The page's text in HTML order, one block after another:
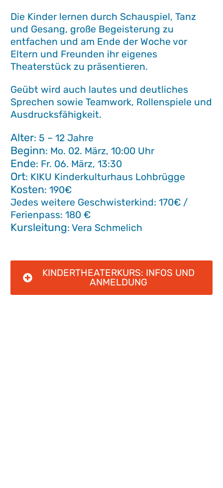
Die Kinder lernen durch Schauspiel, Tanz
und Gesang, große Begeisterung zu
entfachen und am Ende der Woche vor
Eltern und Freunden ihr eigenes
Theaterstück zu präsentieren.
Geübt wird auch lautes und deutliches
Sprechen sowie Teamwork, Rollenspiele und
Ausdrucksfähigkeit.
Alter: 5 – 12 Jahre
Beginn: Mo. 02. März, 10:00 Uhr
Ende: Fr. 06. März, 13:30
Ort: KIKU Kinderkulturhaus Lohbrügge
Kosten: 190€
Jedes weitere Geschwisterkind: 170€ /
Ferienpass: 180 €
Kursleitung: Vera Schmelich
KINDERTHEATERKURS: INFOS UND
ANMELDUNG